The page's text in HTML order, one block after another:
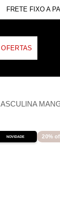
FRETE FIXO A
OFERTAS
20%
NOVIDADE